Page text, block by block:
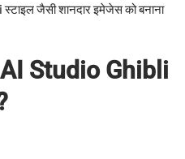
जैसी शानदार इमेजेस को बनाना
Studio Ghibli